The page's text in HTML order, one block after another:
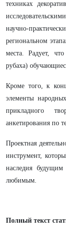
техниках
научно-
региональном
места. Радует,
рубаха)
Кроме того, к
элементы
прикладного
анкетирования по
Проектная
инструмент,
наследия
любимым.
Полный текст